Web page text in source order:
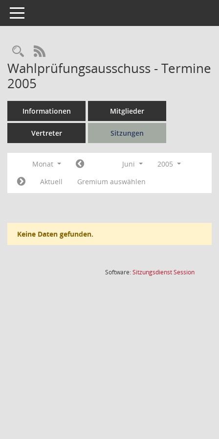
Toggle navigation
Rechercheauswahl
RSS-Feed
Wahlprüfungsausschuss - Termine
2005
Informationen Mitglieder
Vertreter Sitzungen
Monat Juni
2005
Aktuell
Gremium auswählen
Keine Daten gefunden.
Software:SitzungsdienstSession(Wird in